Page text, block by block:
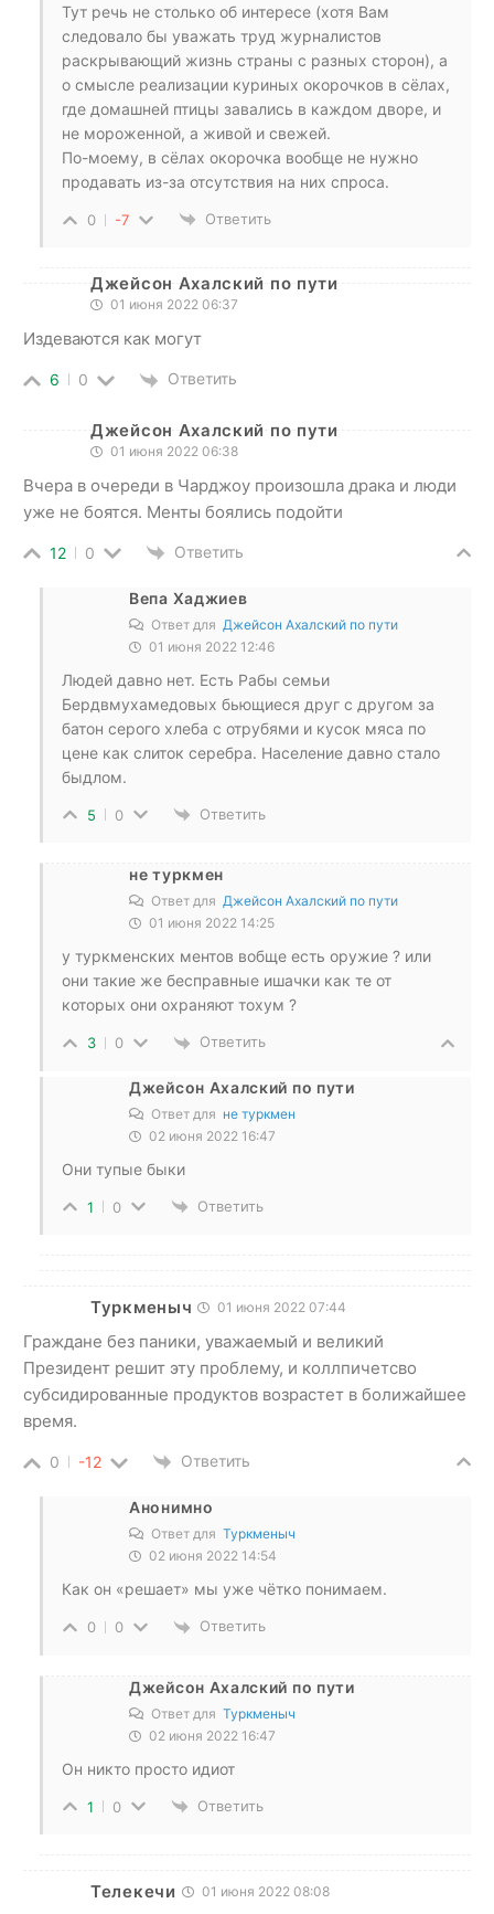
Тут речь не столько об интересе (хотя Вам
следовало бы уважать труд журналистов
раскрывающий жизнь страны с разных сторон), а
о смысле реализации куриных окорочков в сёлах,
где домашней птицы завались в каждом дворе, и
не мороженной, а живой и свежей.
По-моему, в сёлах окорочка вообще не нужно
продавать из-за отсутствия на них спроса.
0 -7 Ответить
Джейсон Ахалский по пути
01 июня 2022 06:37
Издеваются как могут
6 0 Ответить
Джейсон Ахалский по пути
01 июня 2022 06:38
Вчера в очереди в Чарджоу произошла драка и люди
уже не боятся. Менты боялись подойти
12 0 Ответить
Вепа Хаджиев
Ответ для Джейсон Ахалский по пути
01 июня 2022 12:46
Людей давно нет. Есть Рабы семьи
Бердвмухамедовых бьющиеся друг с другом за
батон серого хлеба с отрубями и кусок мяса по
цене как слиток серебра. Население давно стало
быдлом.
5 0 Ответить
не туркмен
Ответ для Джейсон Ахалский по пути
01 июня 2022 14:25
у туркменских ментов вобще есть оружие ? или
они такие же бесправные ишачки как те от
которых они охраняют тохум ?
3 0 Ответить
Джейсон Ахалский по пути
Ответ для не туркмен
02 июня 2022 16:47
Они тупые быки
1 0 Ответить
Туркменыч 01 июня 2022 07:44
Граждане без паники, уважаемый и великий
Президент решит эту проблему, и коллпичетсво
субсидированные продуктов возрастет в болижайшее
время.
0 -12 Ответить
Анонимно
Ответ для Туркменыч
02 июня 2022 14:54
Как он «решает» мы уже чётко понимаем.
0 0 Ответить
Джейсон Ахалский по пути
Ответ для Туркменыч
02 июня 2022 16:47
Он никто просто идиот
1 0 Ответить
Телекечи 01 июня 2022 08:08